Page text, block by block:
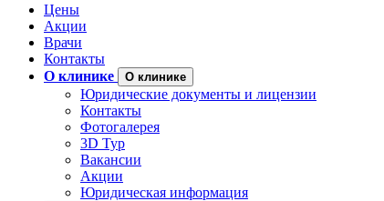
Цены
Акции
Врачи
Контакты
О клинике
О клинике
Юридические документы и лицензии
Контакты
Фотогалерея
3D Тур
Вакансии
Акции
Юридическая информация